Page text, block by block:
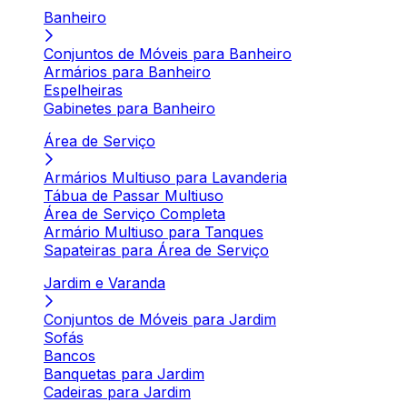
Banheiro
Conjuntos de Móveis para Banheiro
Armários para Banheiro
Espelheiras
Gabinetes para Banheiro
Área de Serviço
Armários Multiuso para Lavanderia
Tábua de Passar Multiuso
Área de Serviço Completa
Armário Multiuso para Tanques
Sapateiras para Área de Serviço
Jardim e Varanda
Conjuntos de Móveis para Jardim
Sofás
Bancos
Banquetas para Jardim
Cadeiras para Jardim